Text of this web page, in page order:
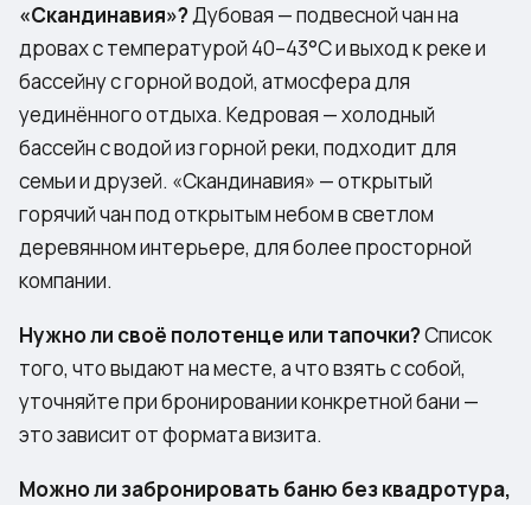
«Скандинавия»?Дубовая — подвесной чан на
дровах с температурой 40–43°C и выход к реке и
бассейну с горной водой, атмосфера для
уединённого отдыха. Кедровая — холодный
бассейн с водой из горной реки, подходит для
семьи и друзей. «Скандинавия» — открытый
горячий чан под открытым небом в светлом
деревянном интерьере, для более просторной
компании.
Нужно ли своё полотенце или тапочки?Список
того, что выдают на месте, а что взять с собой,
уточняйте при бронировании конкретной бани —
это зависит от формата визита.
Можно ли забронировать баню без квадротура,